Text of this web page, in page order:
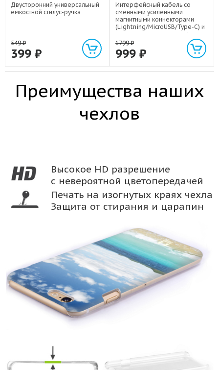
Двусторонний универсальный
емкостной стилус-ручка
549₽
399 ₽
Интерфейсный кабель со
сменными усиленными
магнитными коннекторами
(Lightning/MicroUSB/Type-C) и
световым индикатором 1м
1799₽
999 ₽
Преимущества наших
чехлов
Высокое HD разрешение
с невероятной цветопередачей
Печать на изогнутых краях чехла
Защита от стирания и царапин